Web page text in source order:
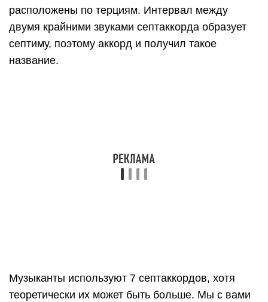
расположены по терциям. Интервал между
двумя крайними звуками септаккорда образует
септиму, поэтому аккорд и получил такое
название.
Такое название аккорд получил потому, что его